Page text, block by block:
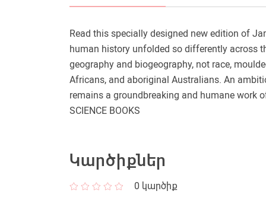
Read this specially designed new edition of
human history unfolded so differently across
geography and biogeography, not race,
Africans, and aboriginal Australians. An
remains a groundbreaking and humane work of
SCIENCE BOOKS
Կարծիքներ
0 կարծիք